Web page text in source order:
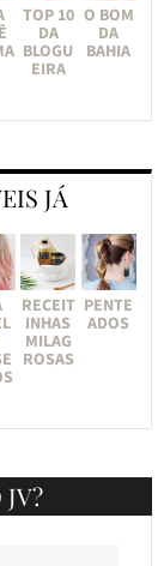
TOP 10
DA
BLOGU
EIRA
O BOM
DA
BAHIA
JÁ
RECEIT
INHAS
MILAG
ROSAS
PENTE
ADOS